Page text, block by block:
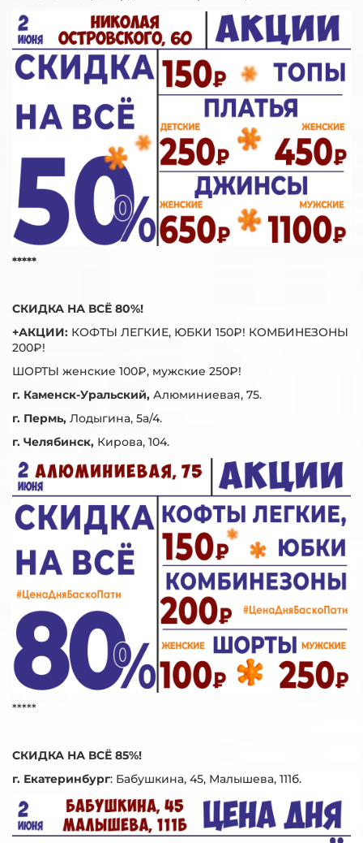
*****
СКИДКА НА ВСЁ 80%!
+АКЦИИ: КОФТЫ ЛЕГКИЕ, ЮБКИ 150₽! КОМБИНЕЗОНЫ
200₽!
ШОРТЫ женские 100₽, мужские 250₽!
г. Каменск-Уральский, Алюминиевая, 75.
г. Пермь, Лодыгина, 5а/4.
г. Челябинск, Кирова, 104.
*****
СКИДКА НА ВСЁ 85%!
г. Екатеринбург: Бабушкина, 45, Малышева, 111б.